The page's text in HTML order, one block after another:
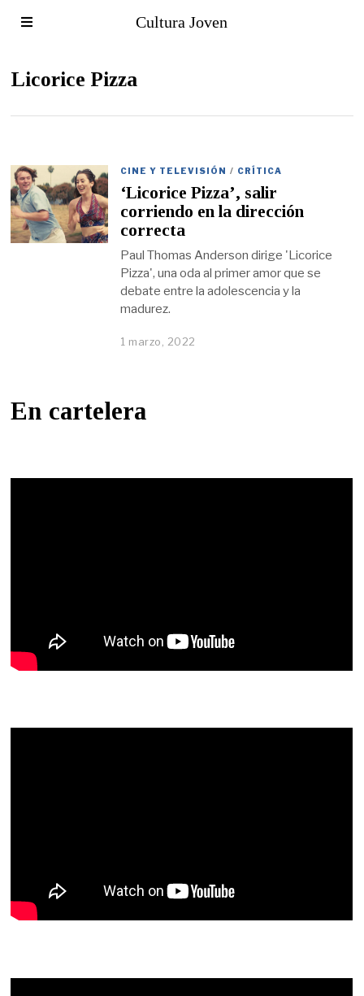
Cultura Joven
Licorice Pizza
CINE Y TELEVISIÓN / CRÍTICA
‘Licorice Pizza’, salir
corriendo en la dirección
correcta
Paul Thomas Anderson dirige 'Licorice
Pizza', una oda al primer amor que se
debate entre la adolescencia y la
madurez.
1 marzo, 2022
En cartelera